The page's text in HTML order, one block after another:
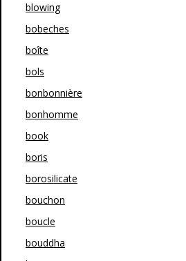
blowing
bobeches
boîte
bols
bonbonnière
bonhomme
book
boris
borosilicate
bouchon
boucle
bouddha